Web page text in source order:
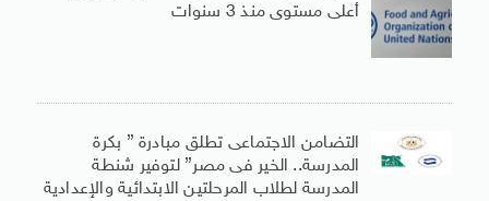
أعلى مستوى منذ 3 سنوات
التضامن الاجتماعى تطلق مبادرة ” بكرة
المدرسة.. الخير فى مصر” لتوفير شنطة
المدرسة لطلاب المرحلتين الابتدائية والإعدادية